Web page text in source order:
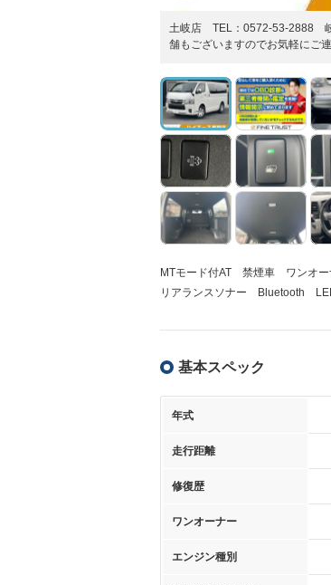
土岐店 TEL：0572-53-2888
舗もございますのでお気軽にご連
MTモード付AT 禁煙車 ワンオ
リアランスソナー Bluetooth
基本スペック
年式
走行距離
修復歴
ワンオーナー
エンジン種別